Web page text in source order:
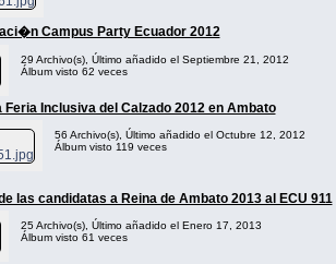
Campus Party Ecuador 2012
29 Archivo(s), Último añadido el Septiembre 21, 2012
Álbum visto 62 veces
Feria Inclusiva del Calzado 2012 en Ambato
56 Archivo(s), Último añadido el Octubre 12, 2012
Álbum visto 119 veces
las candidatas a Reina de Ambato 2013 al ECU 911
25 Archivo(s), Último añadido el Enero 17, 2013
Álbum visto 61 veces